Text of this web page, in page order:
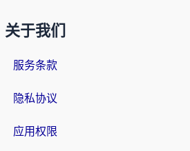
关于我们
服务条款
隐私协议
应用权限